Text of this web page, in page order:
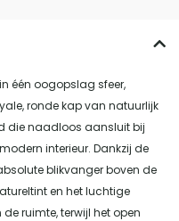
één oogopslag sfeer,
ronde kap van natuurlijk
die naadloos aansluit bij
interieur. Dankzij de
blikvanger boven de
en het luchtige
ruimte, terwijl het open